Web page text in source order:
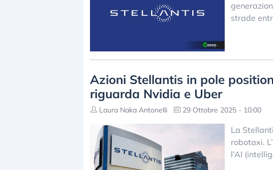
strade
Azioni Stellantis in pole
riguarda Nvidia e Uber
Laura Naka Antonelli 29 Ottobre 2025 - 10:00
La
robotaxi.
l’AI